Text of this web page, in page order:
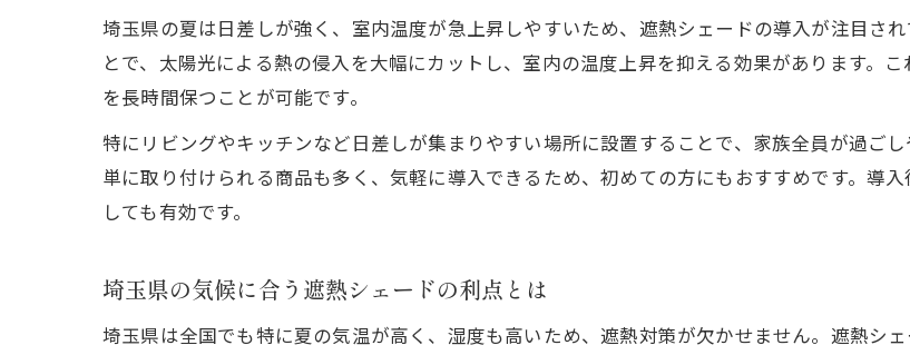
断熱と遮熱の違いを知って賢くシェー
遮熱シェードの設置で暮らしがどう変
遮熱で冷房に頼りすぎない暮らしの工夫
遮熱効果を高めるシェード設置のベス
暮らしを変える遮熱シェード導入の効果とは
埼玉県の夏は日差しが強く、室内温度が急上昇しやすいため、遮熱シェードの導入が注目さ
とで、太陽光による熱の侵入を大幅にカットし、室内の温度上昇を抑える効果があります。
を長時間保つことが可能です。
特にリビングやキッチンなど日差しが集まりやすい場所に設置することで、家族全員が過ご
単に取り付けられる商品も多く、気軽に導入できるため、初めての方にもおすすめです。導
しても有効です。
埼玉県の気候に合う遮熱シェードの利点とは
埼玉県は全国でも特に夏の気温が高く、湿度も高いため、遮熱対策が欠かせません。遮熱シ